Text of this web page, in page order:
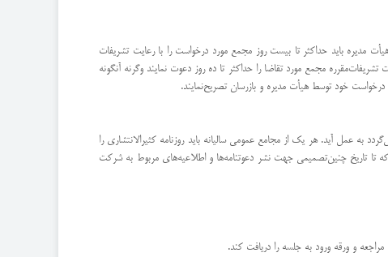
مدیره باید حداكثر تا بیست روز مجمع مورد درخواست را با رعایت تشریفات
مجمع مورد تقاضا را حداكثر تا ده روز دعوت نمایند وگرنه آنگونه
خود توسط هیأت مدیره و بازرسان تصریح‌نمایند.
به عمل آید. هر یك از مجامع عمومی سالیانه باید روزنامه كثیرالانتشاری را
كه تا تاریخ چنین‌تصمیمی جهت نشر دعوتنامه‌ها و اطلاعیه‌های مربوط به شركت